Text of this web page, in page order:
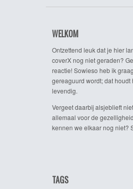
WELKOM
Ontzettend leuk dat je hier
coverX nog niet geraden?
reactie! Sowieso heb ik
gereaguurd wordt; dat houdt
levendig.
Vergeet daarbij alsjeblieft
allemaal voor de
kennen we elkaar nog niet?
TAGS